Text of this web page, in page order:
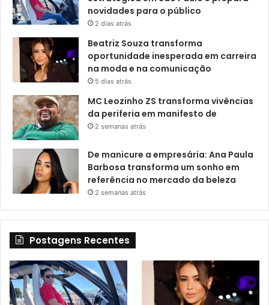
novidades para o público
2 dias atrás
Beatriz Souza transforma
oportunidade inesperada em carreira
na moda e na comunicação
5 dias atrás
MC Leozinho ZS transforma vivências
da periferia em manifesto de
2 semanas atrás
De manicure a empresária: Ana Paula
Barbosa transforma um sonho em
referência no mercado da beleza
2 semanas atrás
Postagens Recentes